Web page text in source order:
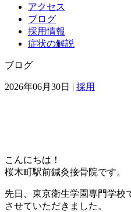
アクセス
ブログ
採用情報
症状の解説
ブログ
2026年06月30日 | 採用
こんにちは！
桜木町駅前鍼灸接骨院です。
先日、東京衛生学園専門学校
させていただきました。